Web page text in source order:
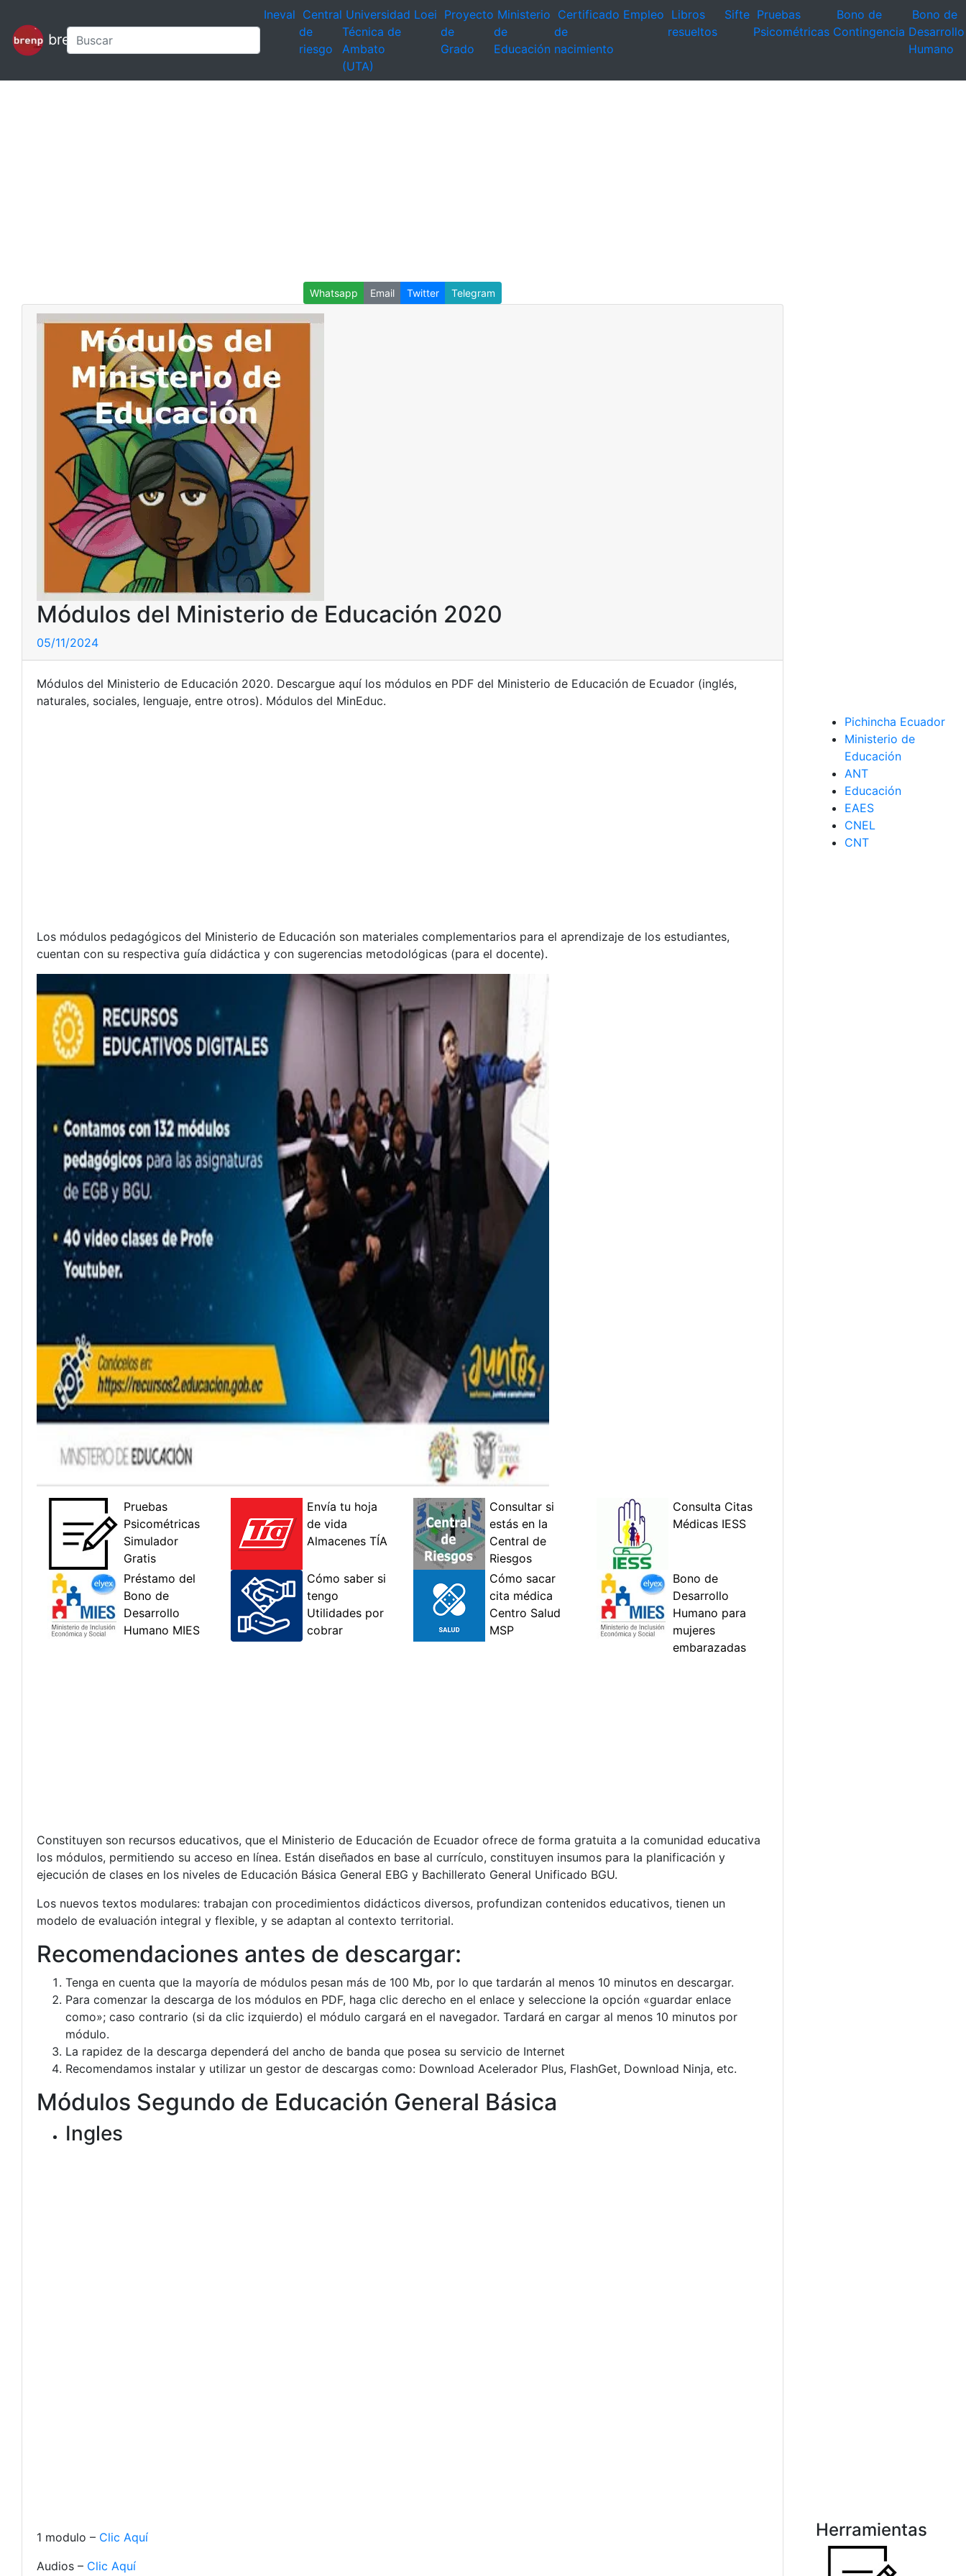
brenp
Ineval Central
de
riesgo
Universidad
Técnica de
Ambato
(UTA)
Loei Proyecto
de
Grado
Ministerio
de
Educación
Certificado
de
nacimiento
Empleo Libros
resueltos
Sifte Pruebas
Psicométricas
Bono de
Contingencia
Bono de
Desarrollo
Humano
Whatsapp Email Twitter Telegram
Módulos del Ministerio de Educación 2020
05/11/2024
Módulos del Ministerio de Educación 2020. Descargue aquí los módulos en PDF del Ministerio de Educación de Ecuador (inglés,
naturales, sociales, lenguaje, entre otros). Módulos del MinEduc.
Los módulos pedagógicos del Ministerio de Educación son materiales complementarios para el aprendizaje de los estudiantes,
cuentan con su respectiva guía didáctica y con sugerencias metodológicas (para el docente).
Constituyen son recursos educativos, que el Ministerio de Educación de Ecuador ofrece de forma gratuita a la comunidad educativa
los módulos, permitiendo su acceso en línea. Están diseñados en base al currículo, constituyen insumos para la planificación y
ejecución de clases en los niveles de Educación Básica General EBG y Bachillerato General Unificado BGU.
Los nuevos textos modulares: trabajan con procedimientos didácticos diversos, profundizan contenidos educativos, tienen un
modelo de evaluación integral y flexible, y se adaptan al contexto territorial.
Recomendaciones antes de descargar:
Tenga en cuenta que la mayoría de módulos pesan más de 100 Mb, por lo que tardarán al menos 10 minutos en descargar.
Para comenzar la descarga de los módulos en PDF, haga clic derecho en el enlace y seleccione la opción «guardar enlace
como»; caso contrario (si da clic izquierdo) el módulo cargará en el navegador. Tardará en cargar al menos 10 minutos por
módulo.
La rapidez de la descarga dependerá del ancho de banda que posea su servicio de Internet
Recomendamos instalar y utilizar un gestor de descargas como: Download Acelerador Plus, FlashGet, Download Ninja, etc.
Módulos Segundo de Educación General Básica
Ingles
1 modulo – Clic Aquí
Audios – Clic Aquí
Pichincha Ecuador
Ministerio de
Educación
ANT
Educación
EAES
CNEL
CNT
Herramientas